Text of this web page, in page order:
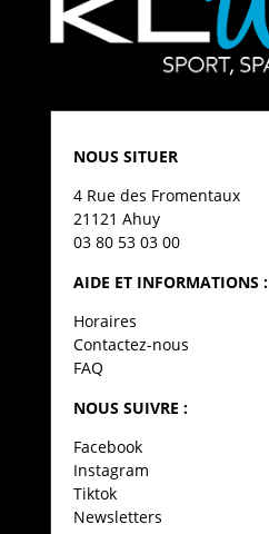
NOUS SITUER
4 Rue des Fromentaux
21121 Ahuy
03 80 53 03 00
AIDE ET INFORMATIONS :
Horaires
Contactez-nous
FAQ
NOUS SUIVRE :
Facebook
Instagram
Tiktok
Newsletters